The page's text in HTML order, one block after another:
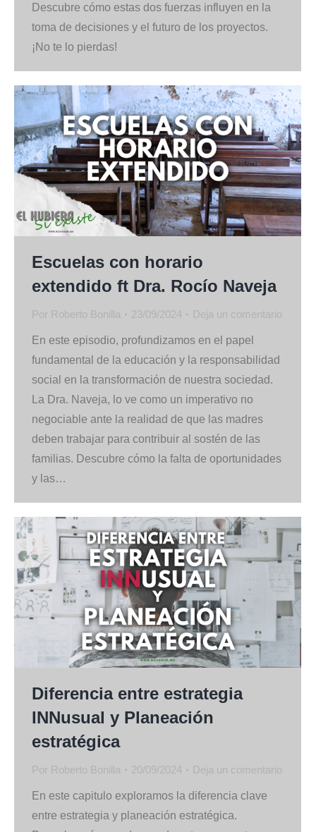
Descubre cómo estas dos fuerzas influyen en la
toma de decisiones y el futuro de los proyectos.
¡No te lo pierdas!
Escuelas con horario
extendido ft Dra. Rocío Naveja
Por Roberto Bonilla 23/09/2024 Deja un comentario
En este episodio, profundizamos en el papel
fundamental de la educación y la responsabilidad
social en la transformación de nuestra sociedad.
La Dra. Naveja, lo ve como un imperativo no
negociable ante la realidad de que las madres
deben trabajar para contribuir al sostén de las
familias. Descubre cómo la falta de oportunidades
y las…
Diferencia entre estrategia
INNusual y Planeación
estratégica
Por Roberto Bonilla 20/09/2024 Deja un comentario
En este capitulo exploramos la diferencia clave
entre estrategia y planeación estratégica.